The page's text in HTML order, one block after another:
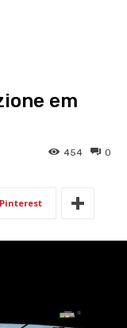
em
0
454
Pinterest